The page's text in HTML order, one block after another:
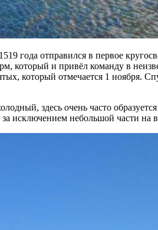
года отправился в первое
который и привёл команду в
который отмечается 1 ноября.
здесь очень часто
исключением небольшой части на